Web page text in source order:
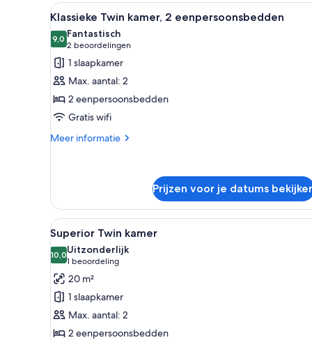
queensize
Alle
foto's
voor
Klassieke
Twin
kamer,
2
eenpersoonsbedden
laden
Een hotelkamer met een
6
Klassieke Twin kamer, 2 eenpersoonsbedden
9,09,0 van 10
Fantastisch
2 beoordelingen
(2
beoordelingen)
1 slaapkamer
Max. aantal: 2
2 eenpersoonsbedden
Gratis wifi
Meer informatie
Meer
kamer,
eenpersoonsbedden
Prijzen voor je datums
Alle
foto's
voor
Superior
Twin
kamer
laden
Een hotelkamer met een
5
Superior Twin kamer
10,010,0 van 10
Uitzonderlijk
1 beoordeling
(1
beoordeling)
20 m²
1 slaapkamer
Max. aantal: 2
2 eenpersoonsbedden